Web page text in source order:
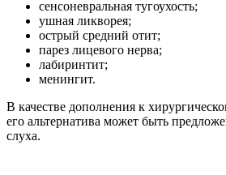
сенсоневральная тугоухость;
ушная ликворея;
острый средний отит;
парез лицевого нерва;
лабиринтит;
менингит.
В качестве дополнения к
его альтернатива может быть
слуха.